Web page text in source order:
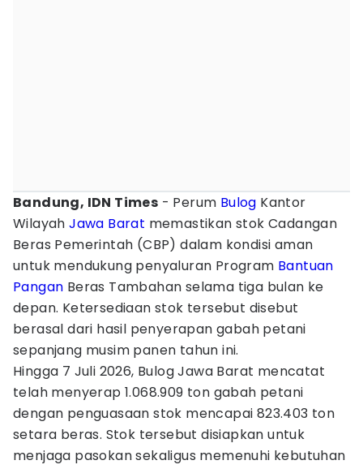
Bandung, IDN Times - Perum Bulog Kantor
WilayahJawa Barat memastikan stok Cadangan
Beras Pemerintah (CBP) dalam kondisi aman
untuk mendukung penyaluran Program Bantuan
Pangan Beras Tambahan selama tiga bulan ke
depan. Ketersediaan stok tersebut disebut
berasal dari hasil penyerapan gabah petani
sepanjang musim panen tahun ini.
Hingga 7 Juli 2026, Bulog Jawa Barat mencatat
telah menyerap 1.068.909 ton gabah petani
dengan penguasaan stok mencapai 823.403 ton
setara beras. Stok tersebut disiapkan untuk
menjaga pasokan sekaligus memenuhi kebutuhan